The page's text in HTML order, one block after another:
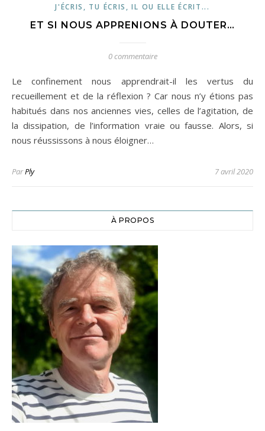
J'ÉCRIS, TU ÉCRIS, IL OU ELLE ÉCRIT...
ET SI NOUS APPRENIONS À DOUTER…
0 commentaire
Le confinement nous apprendrait-il les vertus du
recueillement et de la réflexion ? Car nous n’y étions pas
habitués dans nos anciennes vies, celles de l’agitation, de
la dissipation, de l’information vraie ou fausse. Alors, si
nous réussissons à nous éloigner…
ParPly 7 avril 2020
À PROPOS